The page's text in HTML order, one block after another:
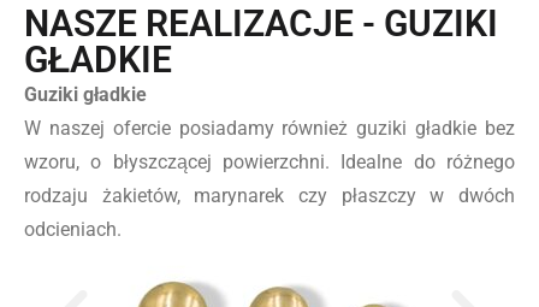
NASZE REALIZACJE - GUZIKI
GŁADKIE
Guziki gładkie
W naszej ofercie posiadamy również guziki gładkie bez
wzoru, o błyszczącej powierzchni. Idealne do różnego
rodzaju żakietów, marynarek czy płaszczy w dwóch
odcieniach.